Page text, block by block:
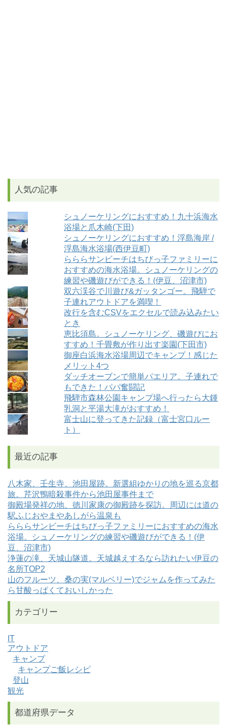
人気の記事
シュノーケリングにおすすめ！九十浜海水
浴場と爪木崎(下田)
シュノーケリングにおすすめ！浮島海岸 /
浮島海水浴場(西伊豆町)
らららサンビーチはちびっ子ファミリーに
おすすめの海水浴場。シュノーケリングの
練習や磯遊びができる！(伊豆、沼津市)
双六渓谷で川遊び&ガッタンゴー。飛騨で
子連れアウトドアを満喫！
改行を含むCSVをエクセルで読み込みたい
とき
恵比須島。シュノーケリング、磯遊びにお
すすめ！千畳敷が作り出す楽園(下田市)
御座白浜海水浴場周辺でキャンプ！感じた
メリット4つ
ダッチオーブンで簡単パエリア。子連れで
もできた！パパ奮闘記
飛騨市森林公園キャンプ場へ行ったら大鍾
乳洞と平湯大滝がおすすめ！
富士山に登ってきた記録（富士宮口ルー
ト）
最近の記事
八木家、壬生寺、池田屋跡。新選組ゆかりの地を巡る京都
旅。芹沢鴨暗殺事件から池田屋事件まで
御殿場発祥の地、徳川家康の御殿跡を探訪。周辺には道の
駅ふじおやまやあしがら温泉も
らららサンビーチはちびっ子ファミリーにおすすめの海水
浴場。シュノーケリングの練習や磯遊びができる！(伊
豆、沼津市)
浄蓮の滝、天城山隧道。天城越えするなら訪れたい伊豆の
名所TOP2
山のフルーツ、桑の実(マルベリー)でジャムを作ってみた
ら甘酸っぱくておいしかった
カテゴリー
IT
アウトドア
キャンプ
キャンプご飯レシピ
登山
観光
都道府県データ